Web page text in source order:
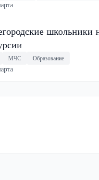
школьники
МЧС Образование